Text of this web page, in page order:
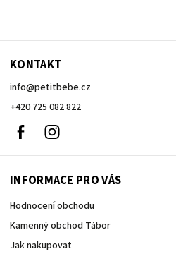
KONTAKT
info@petitbebe.cz
+420 725 082 822
Facebook
INFORMACE PRO VÁS
Hodnocení obchodu
Kamenný obchod Tábor
Jak nakupovat